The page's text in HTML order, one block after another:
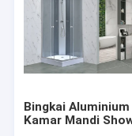
Bingkai Aluminium
Kamar Mandi